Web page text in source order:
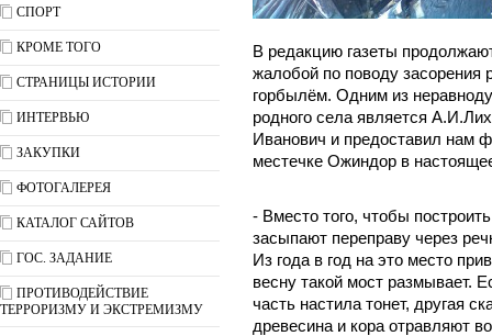
СПОРТ
КРОМЕ ТОГО
СТРАНИЦЫ ИСТОРИИ
ИНТЕРВЬЮ
ЗАКУПКИ
ФОТОГАЛЕРЕЯ
КАТАЛОГ САЙТОВ
ГОС. ЗАДАНИЕ
ПРОТИВОДЕЙСТВИЕ
ТЕРРОРИЗМУ И ЭКСТРЕМИЗМУ
В редакцию газеты
жалобой по поводу засорения
горбылём. Одним из
родного села является
Иванович и предоставил нам
местечке Ожиндор в
- Вместо того, чтобы
засыпают переправу через
Из года в год на это место
весну такой мост размывает.
часть настила тонет, другая
древесина и кора отравляют